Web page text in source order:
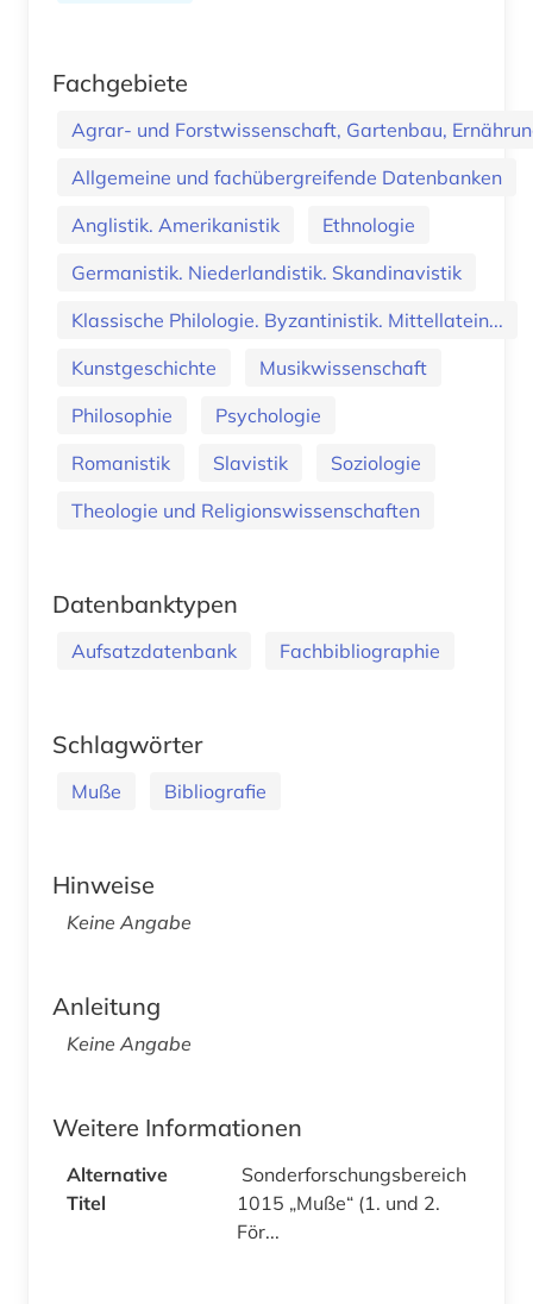
Fachgebiete
Agrar- und Forstwissenschaft, Gartenbau,
Allgemeine und fachübergreifende Datenbanken
Anglistik. Amerikanistik
Ethnologie
Germanistik. Niederlandistik. Skandinavistik
Klassische Philologie. Byzantinistik. Mittellatein...
Kunstgeschichte
Musikwissenschaft
Philosophie
Psychologie
Romanistik
Slavistik
Soziologie
Theologie und Religionswissenschaften
Datenbanktypen
Aufsatzdatenbank Fachbibliographie
Schlagwörter
Muße Bibliografie
Hinweise
Keine Angabe
Anleitung
Keine Angabe
Weitere Informationen
Alternative
Titel
Sonderforschungsbereich
1015 „Muße“ (1. und 2.
För...